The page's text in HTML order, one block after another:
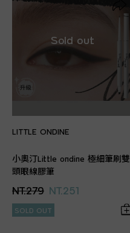
LITTLE ONDINE
小奧汀Little ondine 極細筆刷雙
頭眼線膠筆
NT.279 NT.251
SOLD OUT